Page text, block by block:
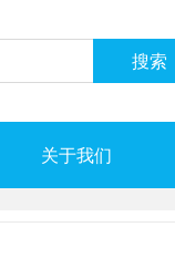
关于我们